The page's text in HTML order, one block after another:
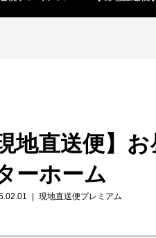
現地直送便】
ーホーム
現地直送便プレミアム